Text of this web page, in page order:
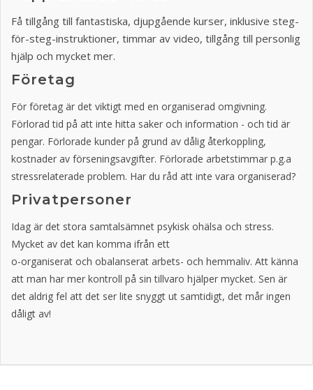
Få tillgång till fantastiska, djupgående kurser, inklusive steg-
för-steg-instruktioner, timmar av video, tillgång till personlig
hjälp och mycket mer.
Företag
För företag är det viktigt med en organiserad omgivning.
Förlorad tid på att inte hitta saker och information - och tid är
pengar. Förlorade kunder på grund av dålig återkoppling,
kostnader av förseningsavgifter. Förlorade arbetstimmar p.g.a
stressrelaterade problem. Har du råd att inte vara organiserad?
Privatpersoner
Idag är det stora samtalsämnet psykisk ohälsa och stress.
Mycket av det kan komma ifrån ett
o-organiserat och obalanserat arbets- och hemmaliv. Att känna
att man har mer kontroll på sin tillvaro hjälper mycket. Sen är
det aldrig fel att det ser lite snyggt ut samtidigt, det mår ingen
dåligt av!